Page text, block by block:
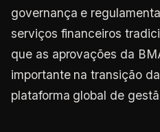
governança e
serviços financeiros
que as aprovações da
importante na transição
plataforma global de